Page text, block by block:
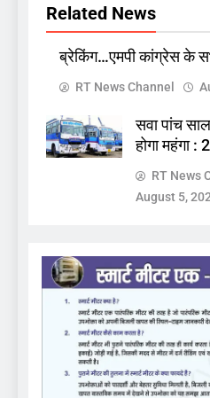
Related News
ब्रेकिंग…एमपी कांग्रेस के
RT News Channel
सवा पांच
होगा महंगा :
RT News
August 5,